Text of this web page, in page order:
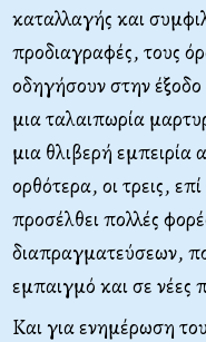
καταλλαγής και
προδιαγραφές, τους
οδηγήσουν στην
μια ταλαιπωρία
μια θλιβερή
ορθότερα, οι τρεις,
προσέλθει πολλές
διαπραγματεύσεων,
εμπαιγμό και σε νέες
Και για ενημέρωση